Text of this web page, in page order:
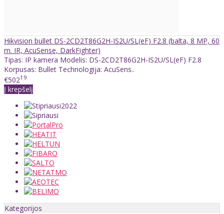
Hikvision bullet DS-2CD2T86G2H-IS2U/SL(eF) F2.8 (balta, 8 MP, 60
m. IR, AcuSense, DarkFighter)
Tipas: IP kamera Modelis: DS-2CD2T86G2H-IS2U/SL(eF) F2.8
Korpusas: Bullet Technologija: AcuSens..
€50219
Į krepšelį
Kategorijos